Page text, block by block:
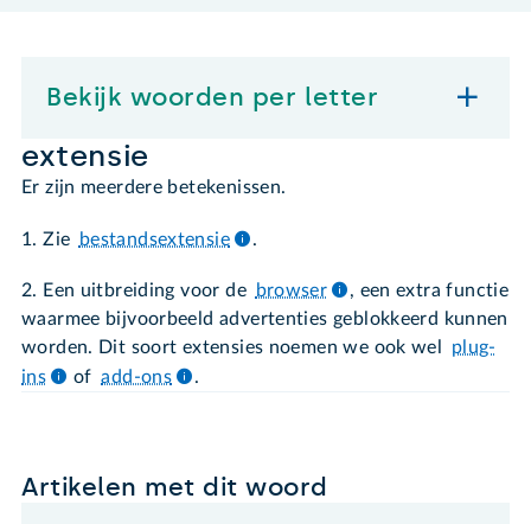
Bekijk woorden per letter
extensie
Er zijn meerdere betekenissen.
1. Zie bestandsextensie .
2. Een uitbreiding voor de browser
, een extra functie
waarmee bijvoorbeeld advertenties geblokkeerd kunnen
worden. Dit soort extensies noemen we ook wel
plug-
ins
of add-ons .
Artikelen met dit woord